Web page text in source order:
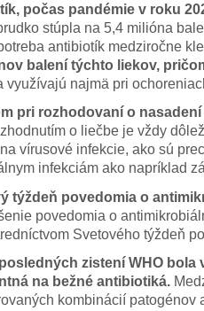
počas pandémie v roku
stúpla na 5,4 milióna
antibiotík medziročne
balení týchto liekov,
využívajú najmä pri
pri rozhodovaní o
o liečbe je vždy
vírusové infekcie, ako sú
infekciám ako napríklad
týždeň povedomia o
povedomia o
Svetového týždeň
zistení WHO
na bežné antibiotiká.
kombinácií patogénov